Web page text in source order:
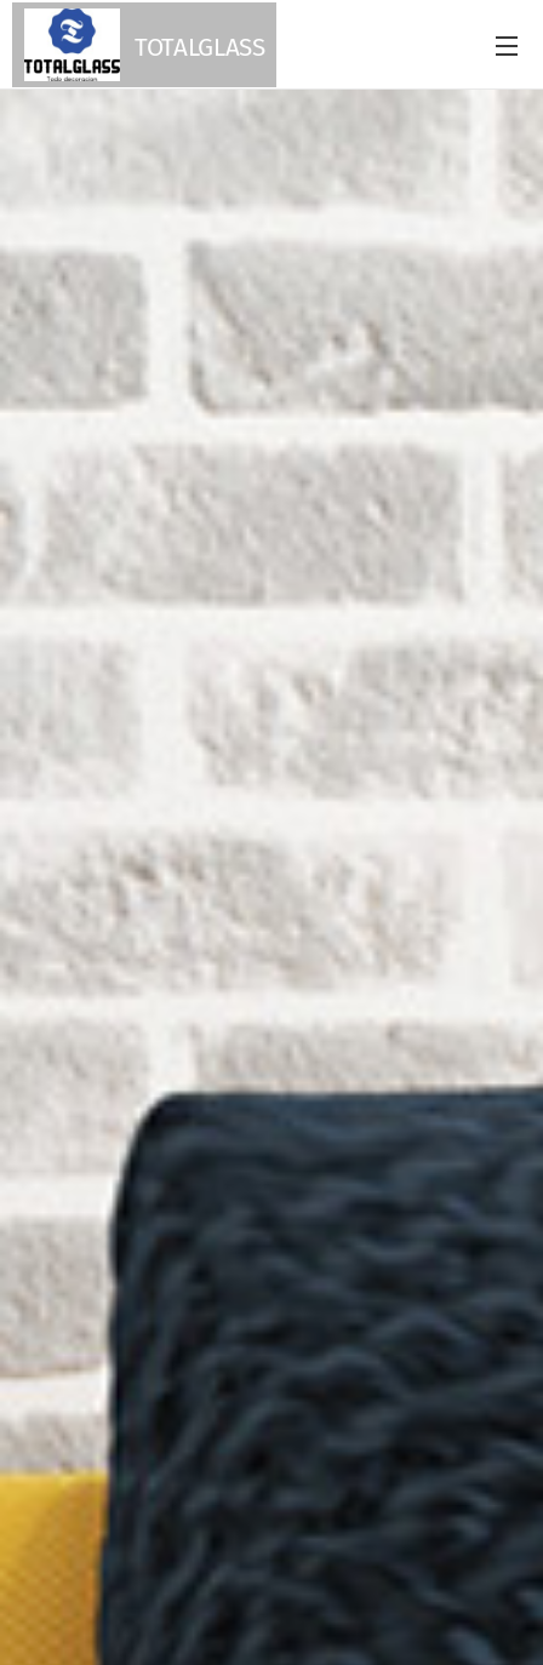
TOTALGLASS